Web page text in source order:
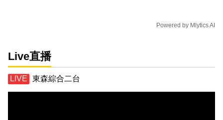
Powered by Mlytics AI
Live直播
東森綜合二台